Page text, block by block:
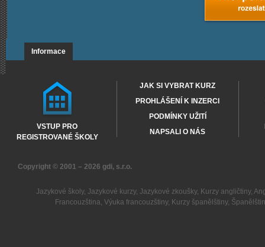
Informace
VSTUP PRO
REGISTROVANÉ ŠKOLY
JAK SI VYBRAT KURZ
PROHLÁŠENÍ K INZERCI
PODMÍNKY UŽITÍ
NAPSALI O NÁS
Copyright © 2001 – 2026 gdi, s.r.o.
Jazykové školy, Jazykové kurzy, Jazykové zkoušky, Kurzy angličtiny,
Francouzština,Výuka francouzštiny, Kurzy španělštiny,